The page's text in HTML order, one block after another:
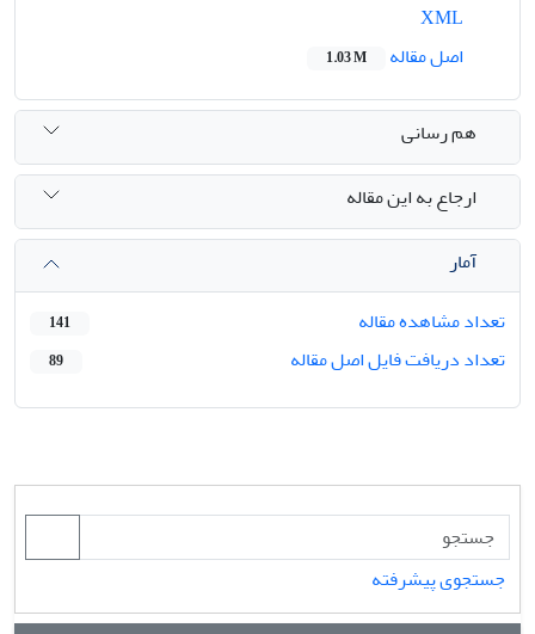
اصل مقاله
1.03 M
هم رسانی
ارجاع به این مقاله
آمار
تعداد مشاهده مقاله
141
تعداد دریافت فایل اصل مقاله 89
جستجوی پیشرفته